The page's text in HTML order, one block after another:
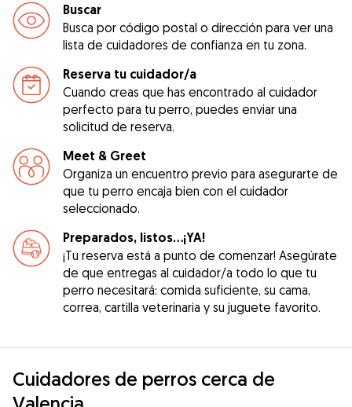
Buscar
Busca por código postal o dirección para ver una
lista de cuidadores de confianza en tu zona.
Reserva tu cuidador/a
Cuando creas que has encontrado al cuidador
perfecto para tu perro, puedes enviar una
solicitud de reserva.
Meet & Greet
Organiza un encuentro previo para asegurarte de
que tu perro encaja bien con el cuidador
seleccionado.
Preparados, listos...¡YA!
¡Tu reserva está a punto de comenzar! Asegúrate
de que entregas al cuidador/a todo lo que tu
perro necesitará: comida suficiente, su cama,
correa, cartilla veterinaria y su juguete favorito.
Cuidadores de perros cerca de